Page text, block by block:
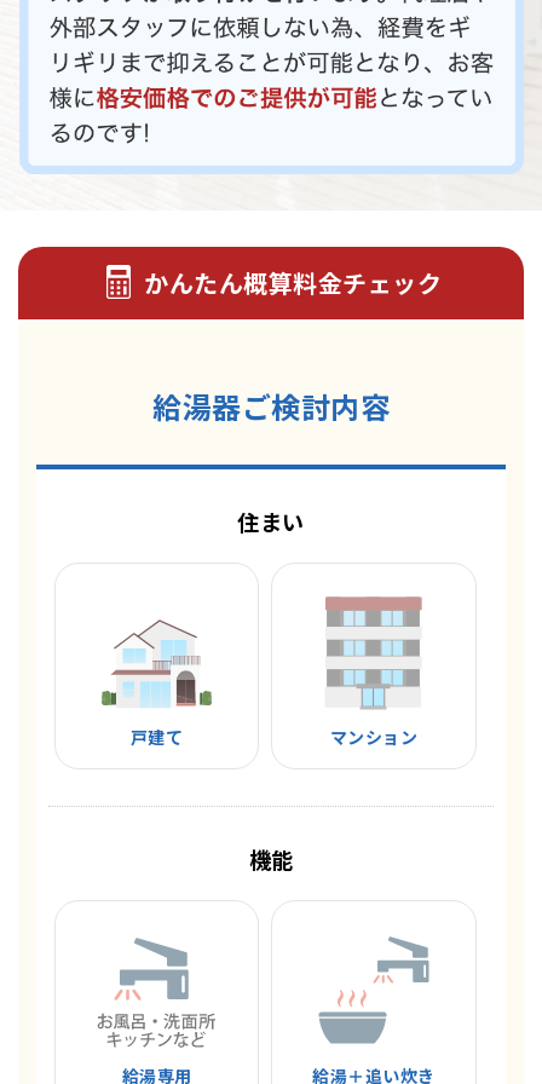
かんたん概算料金チェック
給湯器ご検討内容
住まい
戸建て マンション
機能
給湯専用 給湯＋追い炊き